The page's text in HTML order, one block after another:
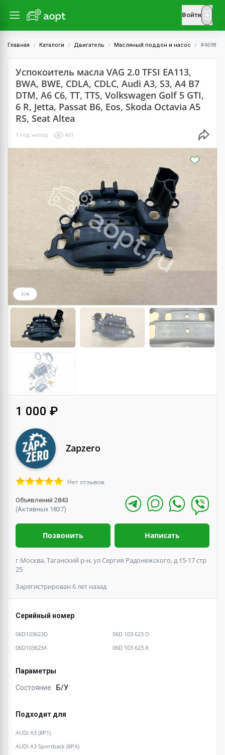
Войти
Главная Каталоги Двигатель Масляный поддон и насос #4698
Успокоитель масла VAG 2.0 TFSI EA113,
BWA, BWE, CDLA, CDLC, Audi A3, S3, A4 B7
DTM, A6 C6, TT, TTS, Volkswagen Golf 5 GTI,
6 R, Jetta, Passat B6, Eos, Skoda Octavia A5
RS, Seat Altea
1 год назад 461
1/4
1 000 ₽
Zapzero
Нет отзывов
Объявлений 2843
(Активных 1837)
Позвонить Написать
г Москва, Таганский р-н, ул Сергия Радонежского, д 15-17 стр
25
Зарегистрирован 6 лет назад
Серийный номер
06D103623D
06D 103 623 D
06D103623A
06D 103 623 A
Параметры
Состояние Б/У
Подходит для
AUDI A3 (8P1)
AUDI A3 Sportback (8PA)